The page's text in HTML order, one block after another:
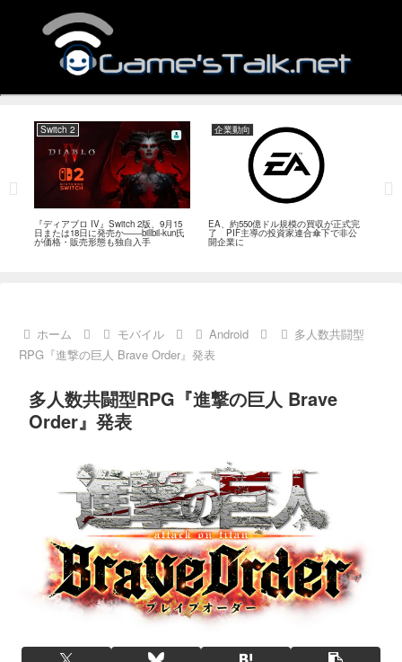
Switch 2
『ディアブロ IV』Switch 2版、9月15
日または18日に発売か――billbil-kun氏
が価格・販売形態も独自入手
企業動向
EA、約550億ドル規模の買収が正式完
了 PIF主導の投資家連合傘下で非公
開企業に
ホーム モバイル Android
多人数共闘型
RPG『進撃の巨人 Brave Order』発表
多人数共闘型RPG『進撃の巨人 Brave
Order』発表